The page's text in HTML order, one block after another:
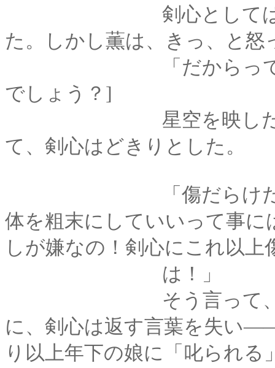
剣心としては、軽い
た。しかし薫は、きっ、と
「だからって、痕を
でしょう？]
星空を映したような
て、剣心はどきりとした。
「傷だらけだとして
体を粗末にしていいって事
しが嫌なの！剣心にこれ以上
は！」
そう言って、もう一
に、剣心は返す言葉を失い
り以上年下の娘に「叱られる